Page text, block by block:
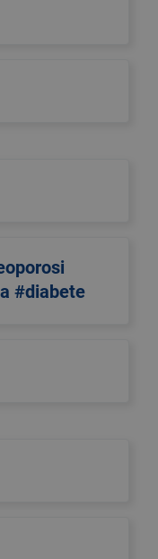
#diabete